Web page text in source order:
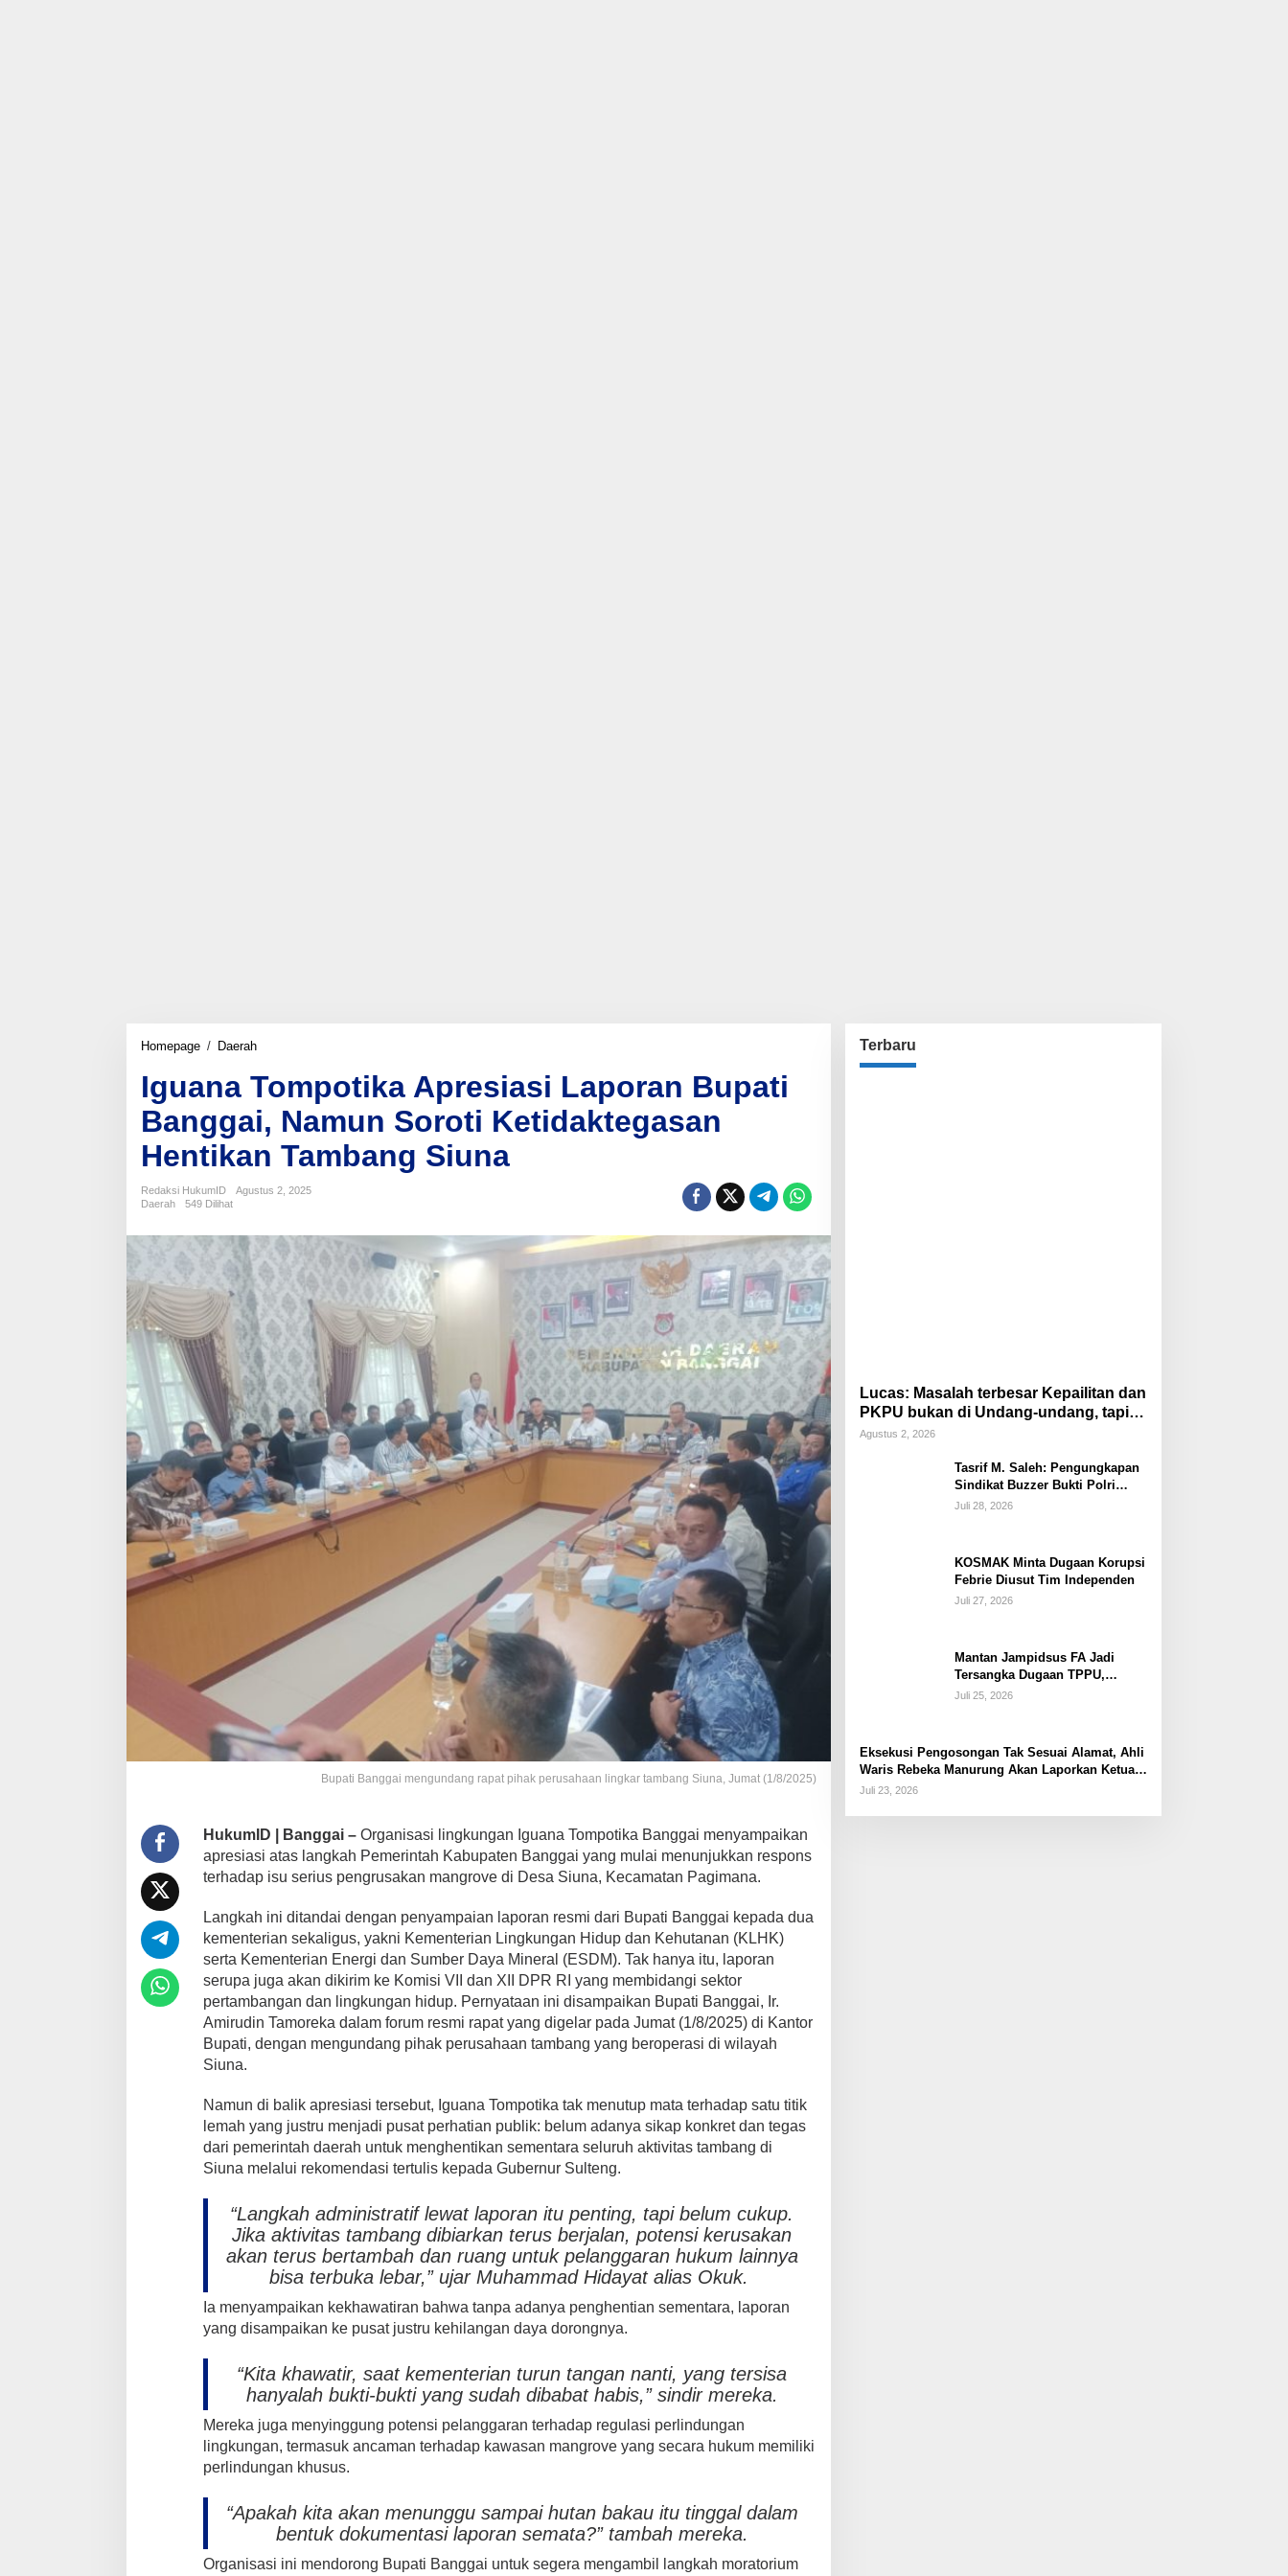
Homepage / DaerahIguana
Apresiasi
Laporan
Bupati
Banggai,
Namun
Soroti
Ketidaktegasan
Hentikan
Siuna
Iguana Tompotika Apresiasi Laporan Bupati
Banggai, Namun Soroti Ketidaktegasan
Hentikan Tambang Siuna
Redaksi HukumID
Agustus 2, 2025
Daerah
549 Dilihat
Bupati Banggai mengundang rapat pihak perusahaan lingkar tambang Siuna, Jumat (1/8/2025)
HukumID | Banggai – Organisasi lingkungan Iguana Tompotika Banggai menyampaikan
apresiasi atas langkah Pemerintah Kabupaten Banggai yang mulai menunjukkan respons
terhadap isu serius pengrusakan mangrove di Desa Siuna, Kecamatan Pagimana.
Langkah ini ditandai dengan penyampaian laporan resmi dari Bupati Banggai kepada dua
kementerian sekaligus, yakni Kementerian Lingkungan Hidup dan Kehutanan (KLHK)
serta Kementerian Energi dan Sumber Daya Mineral (ESDM). Tak hanya itu, laporan
serupa juga akan dikirim ke Komisi VII dan XII DPR RI yang membidangi sektor
pertambangan dan lingkungan hidup. Pernyataan ini disampaikan Bupati Banggai, Ir.
Amirudin Tamoreka dalam forum resmi rapat yang digelar pada Jumat (1/8/2025) di Kantor
Bupati, dengan mengundang pihak perusahaan tambang yang beroperasi di wilayah
Siuna.
Namun di balik apresiasi tersebut, Iguana Tompotika tak menutup mata terhadap satu titik
lemah yang justru menjadi pusat perhatian publik: belum adanya sikap konkret dan tegas
dari pemerintah daerah untuk menghentikan sementara seluruh aktivitas tambang di
Siuna melalui rekomendasi tertulis kepada Gubernur Sulteng.
“Langkah administratif lewat laporan itu penting, tapi belum cukup.
Jika aktivitas tambang dibiarkan terus berjalan, potensi kerusakan
akan terus bertambah dan ruang untuk pelanggaran hukum lainnya
bisa terbuka lebar,” ujar Muhammad Hidayat alias Okuk.
Ia menyampaikan kekhawatiran bahwa tanpa adanya penghentian sementara, laporan
yang disampaikan ke pusat justru kehilangan daya dorongnya.
“Kita khawatir, saat kementerian turun tangan nanti, yang tersisa
hanyalah bukti-bukti yang sudah dibabat habis,” sindir mereka.
Mereka juga menyinggung potensi pelanggaran terhadap regulasi perlindungan
lingkungan, termasuk ancaman terhadap kawasan mangrove yang secara hukum memiliki
perlindungan khusus.
“Apakah kita akan menunggu sampai hutan bakau itu tinggal dalam
bentuk dokumentasi laporan semata?” tambah mereka.
Organisasi ini mendorong Bupati Banggai untuk segera mengambil langkah moratorium
Terbaru
Lucas: Masalah terbesar Kepailitan dan
PKPU bukan di Undang-undang, tapi di
Hukum Acara!!!
Agustus 2, 2026
Tasrif M. Saleh: Pengungkapan
Sindikat Buzzer Bukti Polri
Makin Adaptif Hadapi Kejahatan
Juli 28, 2026
KOSMAK Minta Dugaan Korupsi
Febrie Diusut Tim Independen
Juli 27, 2026
Mantan Jampidsus FA Jadi
Tersangka Dugaan TPPU,
Ditahan di Rutan KPK
Juli 25, 2026
Eksekusi Pengosongan Tak Sesuai Alamat, Ahli
Waris Rebeka Manurung Akan Laporkan Ketua
PN Jaktim
Juli 23, 2026